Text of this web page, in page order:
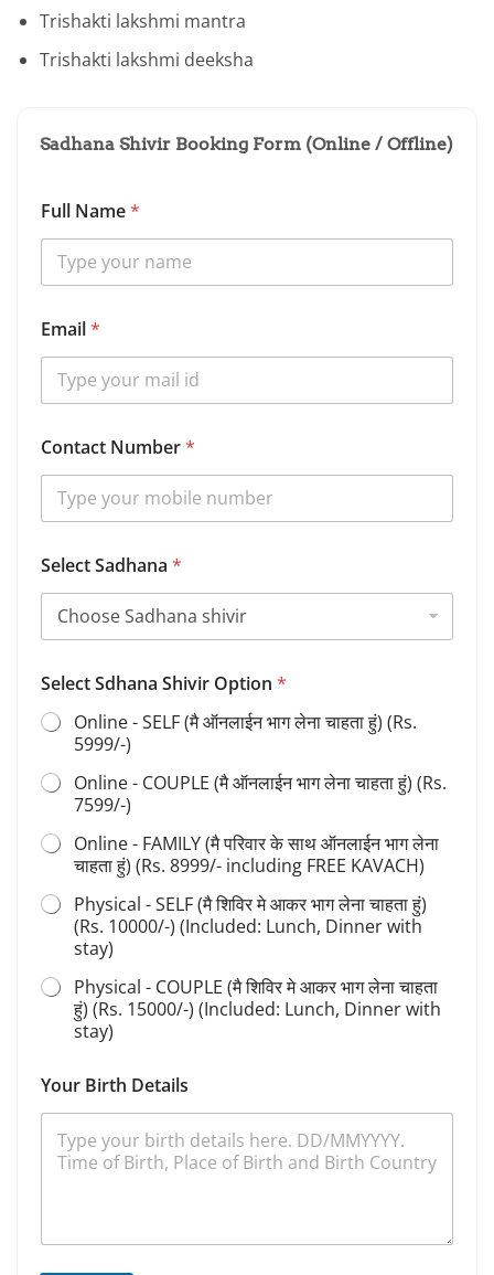
Trishakti lakshmi mantra
Trishakti lakshmi deeksha
Sadhana Shivir Booking Form (Online / Offline)
Full Name*
Email*
Contact Number*
*
S
l
c
t
Select Sadhana *
Select Sdhana Shivir Option *
Online - SELF (मै ऑनलाईन भाग लेना चाहता हुं) (Rs.
5999/-)
Online - COUPLE (मै ऑनलाईन भाग लेना चाहता हुं) (Rs.
7599/-)
Online - FAMILY (मै परिवार के साथ ऑनलाईन भाग लेना
चाहता हुं) (Rs. 8999/- including FREE KAVACH)
Physical - SELF (मै शिविर मे आकर भाग लेना चाहता हुं)
(Rs. 10000/-) (Included: Lunch, Dinner with
stay)
Physical - COUPLE (मै शिविर मे आकर भाग लेना चाहता
हुं) (Rs. 15000/-) (Included: Lunch, Dinner with
stay)
Your Birth Details